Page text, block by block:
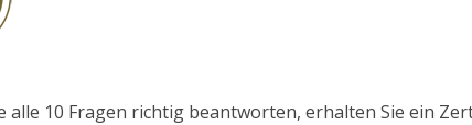
alle 10 Fragen richtig beantworten, erhalten Sie ein